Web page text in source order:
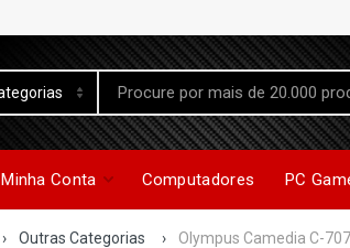
Minha Conta Computadores PC
› Outras Categorias › Olympus Camedia C-